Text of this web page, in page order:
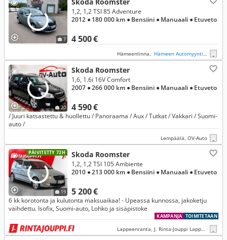
7 4 500 €
1,2, 1,2 TSI 85 Adventure
2012 ● 180 000 km ● Bensiini ● Manuaali ● Etuveto
Hämeenlinna, Hämeen Automyynti Oy
20
Skoda Roomster
4 590 €
1,6, 1.6i 16V Comfort
2007 ● 266 000 km ● Bensiini ● Manuaali ● Etuveto
/ Juuri katsastettu & huollettu / Panoraama / Aux / Tutkat / Vakkari / Suomi-
auto /
Lempäälä, OV-Auto
PÄIVITETTY 72H
19
Skoda Roomster
5 200 €
1,2, 1,2 TSI 105 Ambiente
2010 ● 213 000 km ● Bensiini ● Manuaali ● Etuveto
6 kk korotonta ja kulutonta maksuaikaa! - Upeassa kunnossa, jakoketju
vaihdettu. Isofix, Suomi-auto, Lohko ja sisäpistoke
TOIMITETAAN
KAMPANJA
Lappeenranta, J. Rinta-Jouppi Lappeenranta